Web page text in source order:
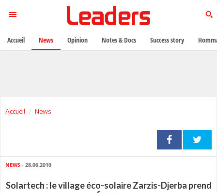
Accueil News
NEWS - 28.06.2010
Solartech : le village éco-solaire Zarzis-Djerba prend
Accueil News Opinion Notes & Docs Success story